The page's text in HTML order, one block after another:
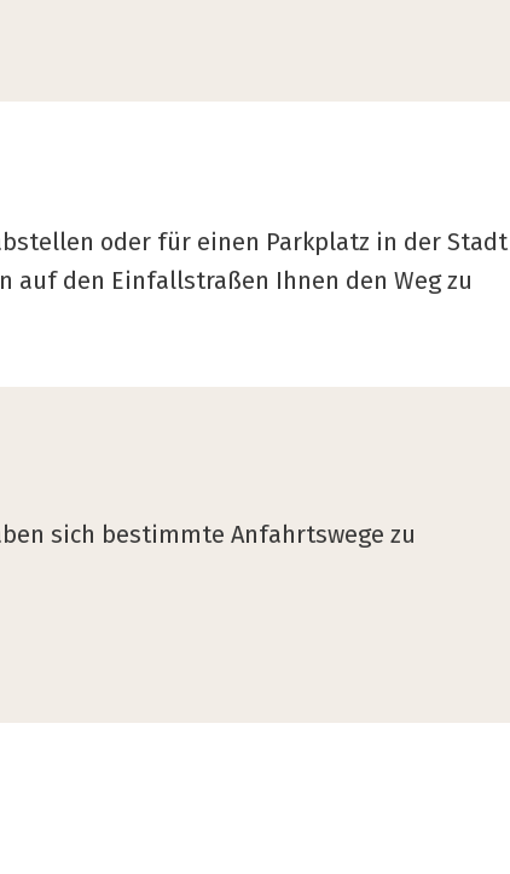
oder für einen Parkplatz in der Stadt
auf den Einfallstraßen Ihnen den Weg zu
sich bestimmte Anfahrtswege zu